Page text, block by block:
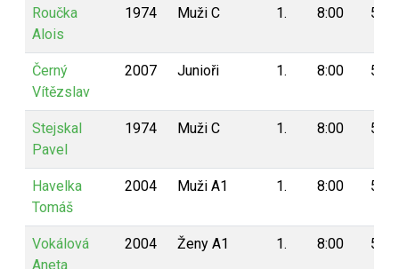
Roučka
Alois
1974 Muži C 1. 8:00 5
Černý
Vítězslav
2007 Junioři 1. 8:00 5
Stejskal
Pavel
1974 Muži C 1. 8:00 5
Havelka
Tomáš
2004 Muži A1 1. 8:00 5
Vokálová
Aneta
2004 Ženy A1 1. 8:00 5